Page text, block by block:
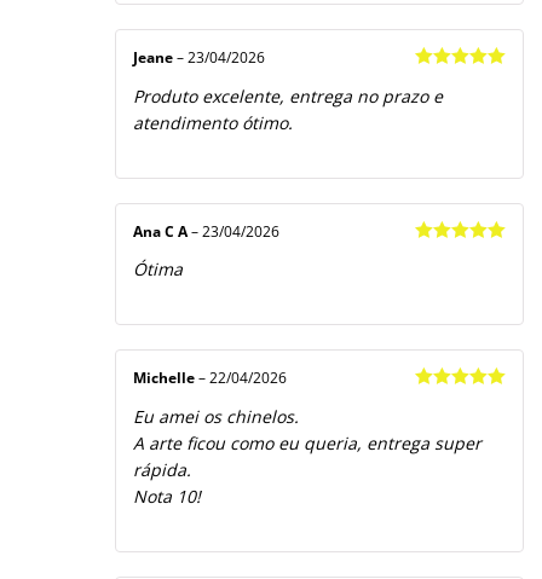
de 5
Jeane – 23/04/2026
Produto excelente, entrega no prazo e
atendimento ótimo.
Ana C A – 23/04/2026
Ótima
Michelle – 22/04/2026
Eu amei os chinelos.
A arte ficou como eu queria, entrega super
rápida.
Nota 10!